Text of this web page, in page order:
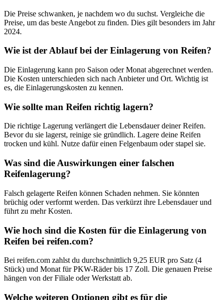
Die Preise schwanken, je nachdem wo du suchst. Vergleiche die
Preise, um das beste Angebot zu finden. Dies gilt besonders im Jahr
2024.
Wie ist der Ablauf bei der Einlagerung von Reifen?
Die Einlagerung kann pro Saison oder Monat abgerechnet werden.
Die Kosten unterschieden sich nach Anbieter und Ort. Wichtig ist
es, die Einlagerungskosten zu kennen.
Wie sollte man Reifen richtig lagern?
Die richtige Lagerung verlängert die Lebensdauer deiner Reifen.
Bevor du sie lagerst, reinige sie gründlich. Lagere deine Reifen
trocken und kühl. Nutze dafür einen Felgenbaum oder stapel sie.
Was sind die Auswirkungen einer falschen
Reifenlagerung?
Falsch gelagerte Reifen können Schaden nehmen. Sie könnten
brüchig oder verformt werden. Das verkürzt ihre Lebensdauer und
führt zu mehr Kosten.
Wie hoch sind die Kosten für die Einlagerung von
Reifen bei reifen.com?
Bei reifen.com zahlst du durchschnittlich 9,25 EUR pro Satz (4
Stück) und Monat für PKW-Räder bis 17 Zoll. Die genauen Preise
hängen von der Filiale oder Werkstatt ab.
Welche weiteren Optionen gibt es für die